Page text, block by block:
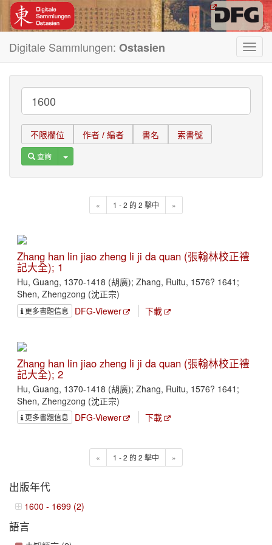
Digitale Sammlungen: Ostasien
不限欄位 作者 / 編者 書名 索書號
查詢 Toggle Dropdown
« 1 - 2 的 2 擊中 »
Zhang han lin jiao zheng li ji da quan (張翰林校正禮
記大全); 1
Hu, Guang, 1370-1418 (胡廣); Zhang, Ruitu, 1576? 1641;
Shen, Zhengzong (沈正宗)
更多書題信息 DFG-Viewer 下載
Zhang han lin jiao zheng li ji da quan (張翰林校正禮
記大全); 2
Hu, Guang, 1370-1418 (胡廣); Zhang, Ruitu, 1576? 1641;
Shen, Zhengzong (沈正宗)
更多書題信息 DFG-Viewer 下載
« 1 - 2 的 2 擊中 »
出版年代
1600 - 1699 (2)
語言